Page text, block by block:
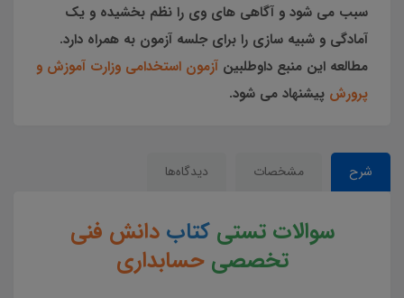
سبب می شود و آگاهی های وی را نظم بخشیده و یک
آمادگی و شبیه سازی را برای جلسه آزمون به همراه دارد.
مطالعه این منبع داوطلبین آزمون استخدامی وزارت آموزش و
پرورش پیشنهاد می شود.
شرح مشخصات دیدگاه‌ها
سوالات تستی کتابدانش فنی
تخصصیحسابداری